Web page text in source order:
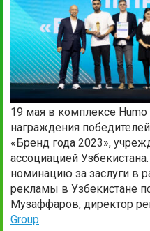
19 мая в комплексе
награждения
«Бренд года 2023»,
ассоциацией
номинацию за заслуги в
рекламы в Узбекистане
Музаффаров, директор
Group.